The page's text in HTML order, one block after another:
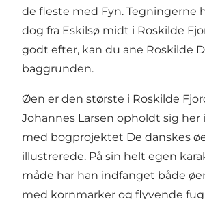
de fleste med Fyn. Tegningerne
dog fra Eskilsø midt i Roskilde
godt efter, kan du ane Roskilde
baggrunden.
Øen er den største i Roskilde
Johannes Larsen opholdt sig her
med bogprojektet De danskes
illustrerede. På sin helt egen
måde har han indfanget både
med kornmarker og flyvende